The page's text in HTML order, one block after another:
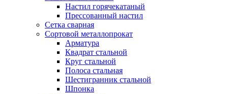
Настил горячекатаный
Прессованный настил
Сетка сварная
Сортовой металлопрокат
Арматура
Квадрат стальной
Круг стальной
Полоса стальная
Шестигранник стальной
Шпонка